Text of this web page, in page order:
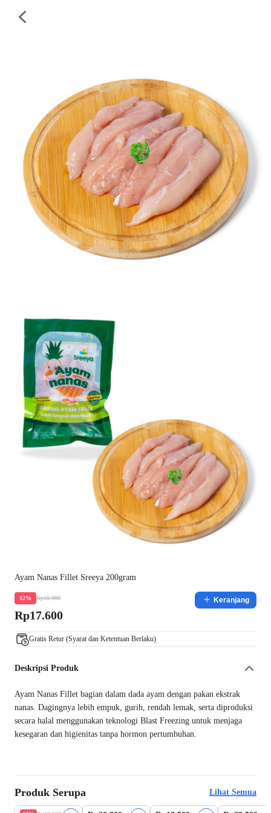
Ayam Nanas Fillet Sreeya 200gram
12% Rp19.900
Rp17.600
Keranjang
Gratis Retur (Syarat dan Ketentuan Berlaku)
Deskripsi Produk
Ayam Nanas Fillet bagian dalam dada ayam dengan pakan ekstrak
nanas. Dagingnya lebih empuk, gurih, rendah lemak, serta diproduksi
secara halal menggunakan teknologi Blast Freezing untuk menjaga
kesegaran dan higienitas tanpa hormon pertumbuhan.
Produk Serupa Lihat Semua